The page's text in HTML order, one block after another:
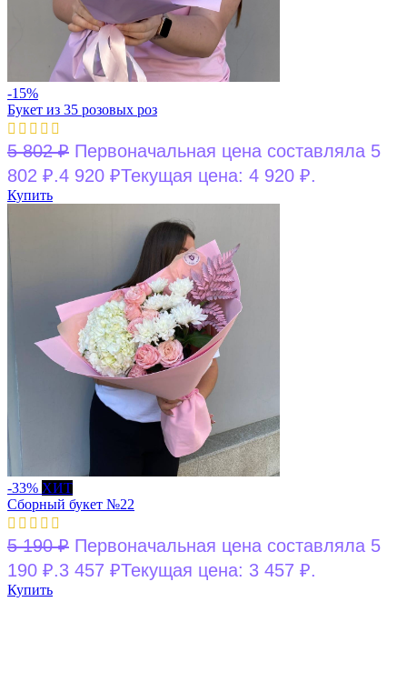
-15%
Букет из 35 розовых роз
5 802₽ Первоначальная цена составляла 5
802 ₽.4 920 ₽Текущая цена: 4 920 ₽.
Купить
-33% ХИТ
Сборный букет №22
5 190₽ Первоначальная цена составляла 5
190 ₽.3 457 ₽Текущая цена: 3 457 ₽.
Купить